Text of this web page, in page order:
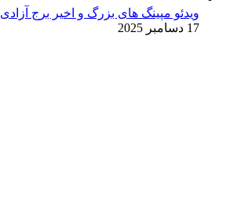
ویدئو مپینگ های بزرگ و اخیر برج آزادی
17 دسامبر 2025